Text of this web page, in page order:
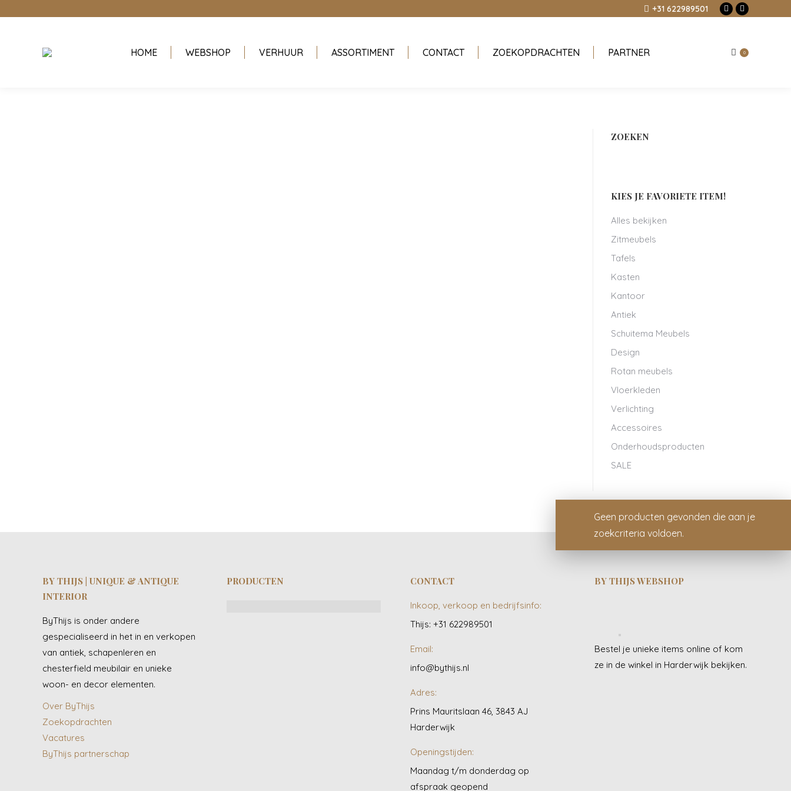
+31 622989501
Facebook
in
Instagram
in
HOME WEBSHOP VERHUUR ASSORTIMENT CONTACT ZOEKOPDRACHTEN PARTNER 0
Geen
ZOEKEN
KIES JE FAVORIETE ITEM!
Alles bekijken
Zitmeubels
Tafels
Kasten
Kantoor
Antiek
Schuitema Meubels
Design
Rotan meubels
Vloerkleden
Verlichting
Accessoires
Onderhoudsproducten
SALE
BY THIJS | UNIQUE & ANTIQUE
INTERIOR
ByThijs is onder andere
gespecialiseerd in het in en verkopen
van antiek, schapenleren en
chesterfield meubilair en unieke
woon- en decor elementen.
Over ByThijs
Zoekopdrachten
Vacatures
ByThijs partnerschap
PRODUCTEN CONTACT
Inkoop, verkoop en bedrijfsinfo:
Thijs: +31 622989501
Email:
info@bythijs.nl
Adres:
Prins Mauritslaan 46, 3843 AJ
Harderwijk
Openingstijden:
Maandag t/m donderdag op
afspraak geopend
BY THIJS WEBSHOP
Bestel je unieke items online of kom
ze in de winkel in Harderwijk bekijken.